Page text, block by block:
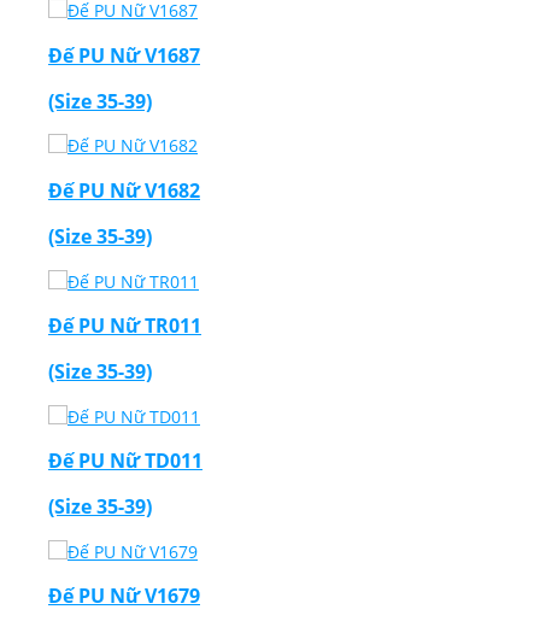
Đế PU Nữ V1687
(Size 35-39)
Đế PU Nữ V1682
(Size 35-39)
Đế PU Nữ TR011
(Size 35-39)
Đế PU Nữ TD011
(Size 35-39)
Đế PU Nữ V1679